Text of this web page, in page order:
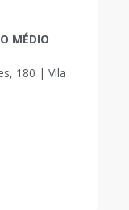
MÉDIO
180 | Vila